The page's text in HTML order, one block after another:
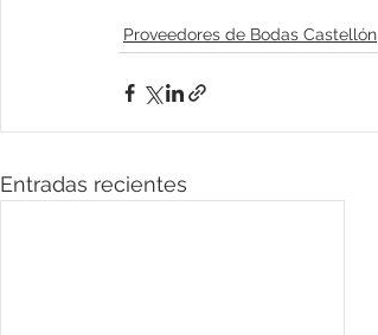
Proveedores de Bodas Castellón
Entradas recientes